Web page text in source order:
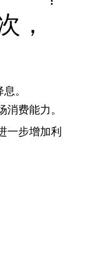
，
。
费能力。
一步增加利